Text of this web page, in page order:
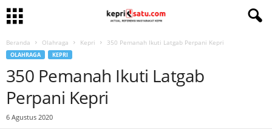
Beranda Olahraga Kepri 350 Pemanah Ikuti Latgab Perpani Kepri
OLAHRAGA KEPRI
350 Pemanah Ikuti Latgab
Perpani Kepri
6 Agustus 2020